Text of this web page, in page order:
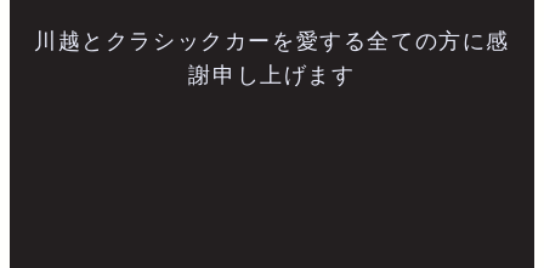
川越とクラシックカーを愛する全ての方に感
謝申し上げます